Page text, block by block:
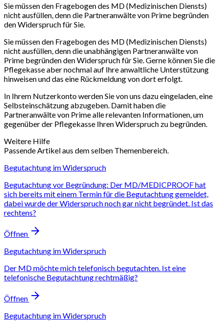
Sie müssen den Fragebogen des MD (Medizinischen Diensts)
nicht ausfüllen, denn die Partneranwälte von Prime begründen
den Widerspruch für Sie.
Sie müssen den Fragebogen des MD (Medizinischen Diensts)
nicht ausfüllen, denn die unabhängigen Partneranwälte von
Prime begründen den Widerspruch für Sie. Gerne können Sie die
Pflegekasse aber nochmal auf Ihre anwaltliche Unterstützung
hinweisen und das eine Rückmeldung von dort erfolgt.
In Ihrem Nutzerkonto werden Sie von uns dazu eingeladen, eine
Selbsteinschätzung abzugeben. Damit haben die
Partneranwälte von Prime alle relevanten Informationen, um
gegenüber der Pflegekasse Ihren Widerspruch zu begründen.
Weitere Hilfe
Passende Artikel aus dem selben Themenbereich.
Begutachtung im Widerspruch
Begutachtung vor Begründung: Der MD/MEDICPROOF hat
sich bereits mit einem Termin für die Begutachtung gemeldet,
dabei wurde der Widerspruch noch gar nicht begründet. Ist das
rechtens?
Öffnen
Begutachtung im Widerspruch
Der MD möchte mich telefonisch begutachten. Ist eine
telefonische Begutachtung rechtmäßig?
Öffnen
Begutachtung im Widerspruch